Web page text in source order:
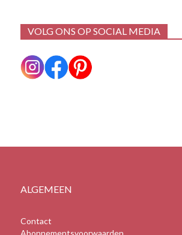
VOLG ONS OP SOCIAL MEDIA
ALGEMEEN
Contact
Abonnementsvoorwaarden